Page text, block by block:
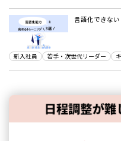
言語化できな
新入社員 若手・次世代リーダー